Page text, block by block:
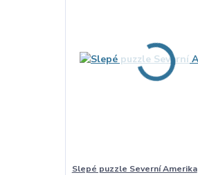
Slepé puzzle Severní Amerika